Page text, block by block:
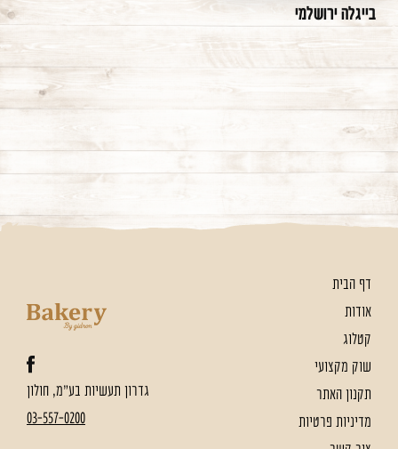
בייגלה ירושלמי
דף הבית
אודות
קטלוג
שוק מקצועי
תקנון האתר
מדיניות פרטיות
גדרון תעשיות בע"מ, חולון
03-557-0200